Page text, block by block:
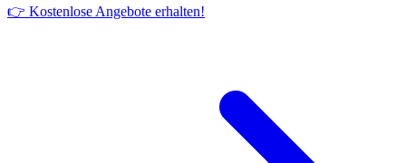
👉 Kostenlose Angebote erhalten!